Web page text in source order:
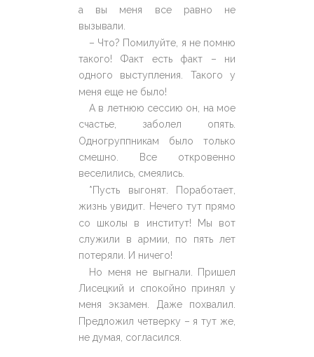
а вы меня все равно не
вызывали.
– Что? Помилуйте, я не помню
такого! Факт есть факт – ни
одного выступления. Такого у
меня еще не было!
А в летнюю сессию он, на мое
счастье, заболел опять.
Одногруппникам было только
смешно. Все откровенно
веселились, смеялись.
*Пусть выгонят. Поработает,
жизнь увидит. Нечего тут прямо
со школы в институт! Мы вот
служили в армии, по пять лет
потеряли. И ничего!
Но меня не выгнали. Пришел
Лисецкий и спокойно принял у
меня экзамен. Даже похвалил.
Предложил четверку – я тут же,
не думая, согласился.